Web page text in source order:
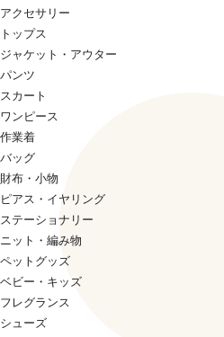
アクセサリー
トップス
ジャケット・アウター
パンツ
スカート
ワンピース
作業着
バッグ
財布・小物
ピアス・イヤリング
ステーショナリー
ニット・編み物
ペットグッズ
ベビー・キッズ
フレグランス
シューズ